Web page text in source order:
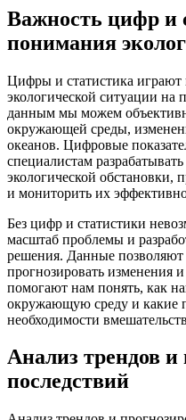
Важность цифр и
понимания
Цифры и статистика
экологической ситуации на
данным мы можем
окружающей среды,
океанов. Цифровые
специалистам
экологической
и мониторить их
Без цифр и статистики
масштаб проблемы и
решения. Данные позволяют
прогнозировать изменения
помогают нам понять, как
окружающую среду и какие
необходимости
Анализ трендов и
последствий